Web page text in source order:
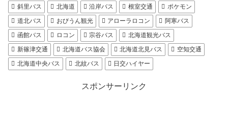
斜里バス
北海道 沿岸バス 根室交通
ポケモン
道北バス
おびうん観光 アローラロコン
阿寒バス
函館バス
ロコン 宗谷バス
北海道観光バス
新篠津交通
北海道バス協会 北海道北見バス
空知交通
北海道中央バス
北紋バス 日交ハイヤー
スポンサーリンク